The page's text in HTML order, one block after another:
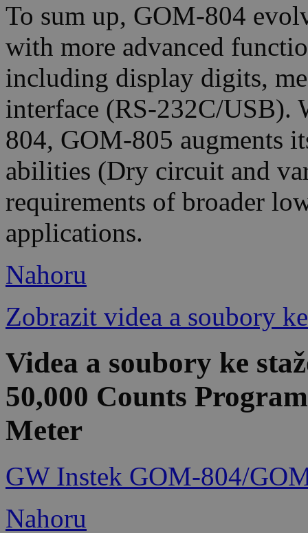
To sum up, GOM-804
with more advanced
including display digits,
interface (RS-232C/USB).
804, GOM-805 augments
abilities (Dry circuit and
requirements of broader
applications.
Nahoru
Zobrazit videa a soubory
Videa a soubory ke
50,000 Counts
Meter
GW Instek GOM-804/
Nahoru